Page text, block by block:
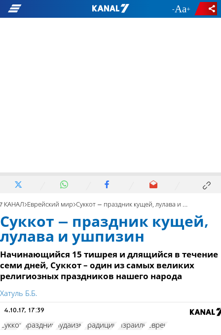
- +
7 КАНАЛ Еврейский мир Суккот – праздник кущей, лулава и ушпизин
Суккот – праздник кущей,
лулава и ушпизин
Начинающийся 15 тишрея и длящийся в течение
семи дней, Суккот – один из самых великих
религиозных праздников нашего народа
Хатуль Б.Б.
4.10.17, 17:39
Суккот праздник иудаизм традиции Израиль евреи